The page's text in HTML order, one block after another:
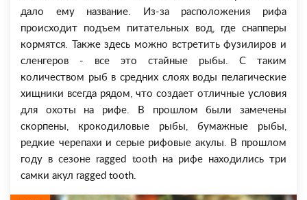
дало ему название. Из-за расположения рифа
происходит подъем питательных вод, где снапперы
кормятся. Также здесь можно встретить фузилиров и
сленгеров - все это стайные рыбы. С таким
количеством рыб в средних слоях воды пелагические
хищники всегда рядом, что создает отличные условия
для охоты на рифе. В прошлом были замечены
скорпены, крокодиловые рыбы, бумажные рыбы,
редкие черепахи и серые рифовые акулы. В прошлом
году в сезоне ragged tooth на рифе находились три
самки акул ragged tooth.